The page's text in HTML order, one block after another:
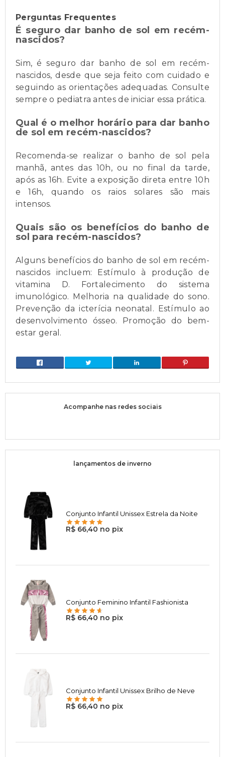
Perguntas Frequentes
É seguro dar banho de sol em recém-
nascidos?
Sim, é seguro dar banho de sol em recém-
nascidos, desde que seja feito com cuidado e
seguindo as orientações adequadas. Consulte
sempre o pediatra antes de iniciar essa prática.
Qual é o melhor horário para dar banho
de sol em recém-nascidos?
Recomenda-se realizar o banho de sol pela
manhã, antes das 10h, ou no final da tarde,
após as 16h. Evite a exposição direta entre 10h
e 16h, quando os raios solares são mais
intensos.
Quais são os benefícios do banho de
sol para recém-nascidos?
Alguns benefícios do banho de sol em recém-
nascidos incluem: Estímulo à produção de
vitamina D. Fortalecimento do sistema
imunológico. Melhoria na qualidade do sono.
Prevenção da icterícia neonatal. Estímulo ao
desenvolvimento ósseo. Promoção do bem-
estar geral.
Acompanhe nas redes sociais
lançamentos de inverno
Conjunto Infantil Unissex Estrela da Noite
R$ 66,40 no pix
Conjunto Feminino Infantil Fashionista
R$ 66,40 no pix
Conjunto Infantil Unissex Brilho de Neve
R$ 66,40 no pix